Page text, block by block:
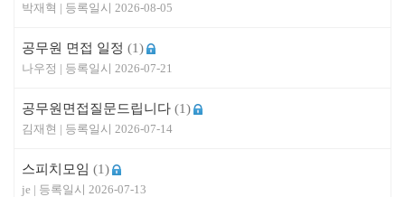
박재혁 2026-08-05
공무원 면접 일정 (1)
나우정 2026-07-21
공무원면접질문드립니다 (1)
김재현 2026-07-14
스피치모임 (1)
je 2026-07-13